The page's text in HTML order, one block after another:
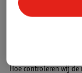
Bekijk ook
Carolina
Hoe controleren wij de